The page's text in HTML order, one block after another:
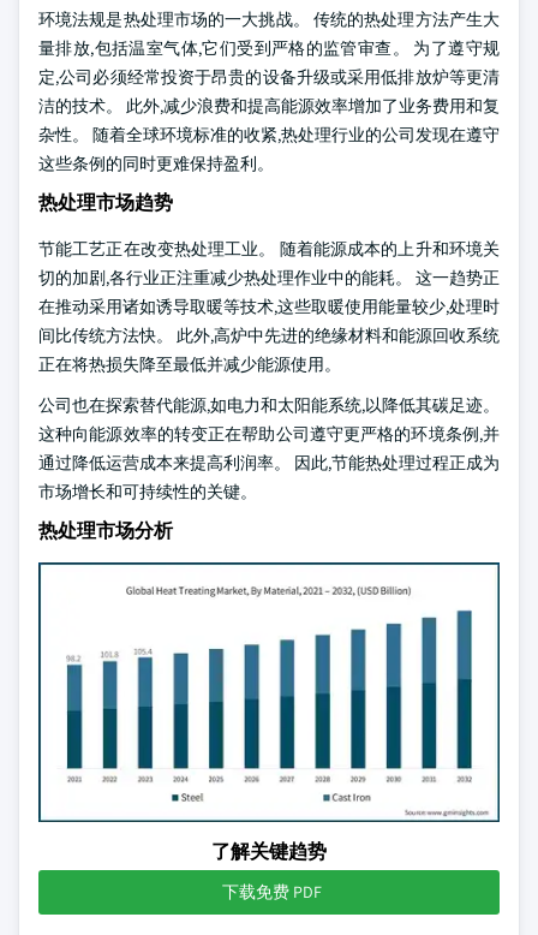
环境法规是热处理市场的一大挑战。 传统的热处理方法产生大
量排放,包括温室气体,它们受到严格的监管审查。 为了遵守规
定,公司必须经常投资于昂贵的设备升级或采用低排放炉等更清
洁的技术。 此外,减少浪费和提高能源效率增加了业务费用和复
杂性。 随着全球环境标准的收紧,热处理行业的公司发现在遵守
这些条例的同时更难保持盈利。
热处理市场趋势
节能工艺正在改变热处理工业。 随着能源成本的上升和环境关
切的加剧,各行业正注重减少热处理作业中的能耗。 这一趋势正
在推动采用诸如诱导取暖等技术,这些取暖使用能量较少,处理时
间比传统方法快。 此外,高炉中先进的绝缘材料和能源回收系统
正在将热损失降至最低并减少能源使用。
公司也在探索替代能源,如电力和太阳能系统,以降低其碳足迹。
这种向能源效率的转变正在帮助公司遵守更严格的环境条例,并
通过降低运营成本来提高利润率。 因此,节能热处理过程正成为
市场增长和可持续性的关键。
热处理市场分析
了解关键趋势
下载免费 PDF